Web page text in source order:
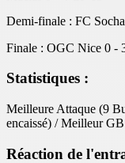
Demi-finale : FC
Finale : OGC Nice 0 -
Statistiques :
Meilleure Attaque (9
encaissé) / Meilleur
Réaction de